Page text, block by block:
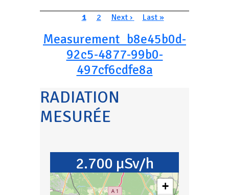
PaginationPage courante
1 Page
2 Page suivante
Next › Dernière page
Last »
Measurement_b8e45b0d-
92c5-4877-99b0-
497cf6cdfe8a
RADIATION
MESURÉE
2.700 µSv/h
+